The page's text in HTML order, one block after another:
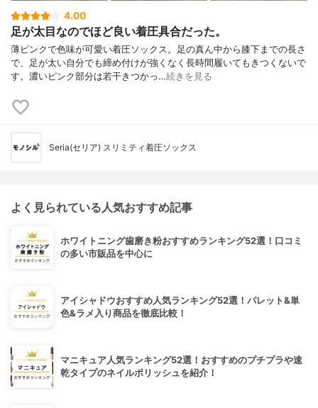
4.00
足が太目なのでほど良い着圧具合だった。
薄ピンクで色味が可愛い着圧ソックス。足の真ん中から膝下までの長さ
で、足が太い自分でも締め付けが強くなく長時間履いてもきつくないで
す。濃いピンク部分は若干きつかっ…続きを見る
Seria(セリア) スリミティ着圧ソックス
よく見られている人気おすすめ記事
ホワイトニング歯磨き粉おすすめランキング52選！口コミ
の多い市販品を中心に
アイシャドウおすすめ人気ランキング52選！パレット&単
色&ラメ入り商品を徹底比較！
マニキュア人気ランキング52選！おすすめのプチプラや速
乾タイプのネイルポリッシュを紹介！